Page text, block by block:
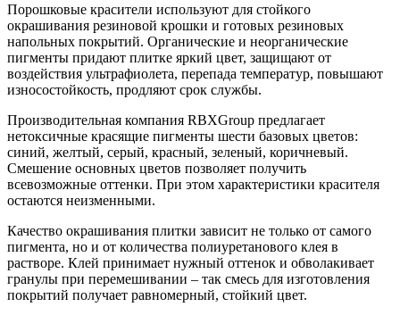
Порошковые красители используют для стойкого
окрашивания резиновой крошки и готовых резиновых
напольных покрытий. Органические и неорганические
пигменты придают плитке яркий цвет, защищают от
воздействия ультрафиолета, перепада температур, повышают
износостойкость, продляют срок службы.
Производительная компания RBXGroup предлагает
нетоксичные красящие пигменты шести базовых цветов:
синий, желтый, серый, красный, зеленый, коричневый.
Смешение основных цветов позволяет получить
всевозможные оттенки. При этом характеристики красителя
остаются неизменными.
Качество окрашивания плитки зависит не только от самого
пигмента, но и от количества полиуретанового клея в
растворе. Клей принимает нужный оттенок и обволакивает
гранулы при перемешивании – так смесь для изготовления
покрытий получает равномерный, стойкий цвет.